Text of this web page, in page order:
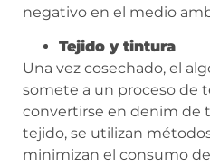
negativo en el medio
Tejido y tintura
Una vez cosechado, el
somete a un proceso de
convertirse en denim de
tejido, se utilizan
minimizan el consumo